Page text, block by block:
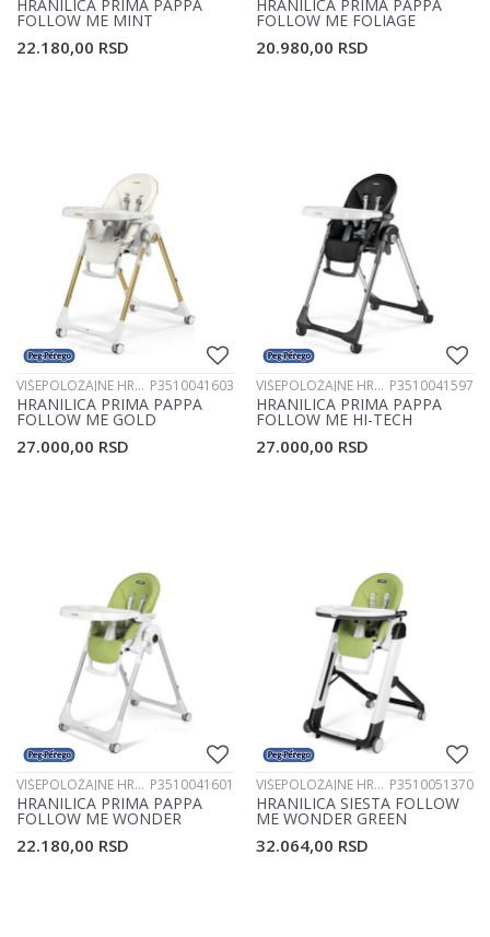
HRANILICA PRIMA PAPPA
FOLLOW ME MINT
22.180,00 RSD
HRANILICA PRIMA PAPPA
FOLLOW ME FOLIAGE
20.980,00 RSD
VIŠEPOLOŽAJNE HRANILICE P3510041603
HRANILICA PRIMA PAPPA
FOLLOW ME GOLD
27.000,00 RSD
VIŠEPOLOŽAJNE HRANILICE P3510041597
HRANILICA PRIMA PAPPA
FOLLOW ME HI-TECH
27.000,00 RSD
VIŠEPOLOŽAJNE HRANILICE P3510041601
HRANILICA PRIMA PAPPA
FOLLOW ME WONDER
22.180,00 RSD
VIŠEPOLOŽAJNE HRANILICE P3510051370
HRANILICA SIESTA FOLLOW
ME WONDER GREEN
32.064,00 RSD